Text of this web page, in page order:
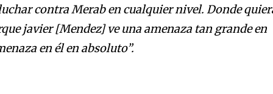
contra Merab en cualquier nivel. Donde
javier [Mendez] ve una amenaza tan grande en
en él en absoluto”.